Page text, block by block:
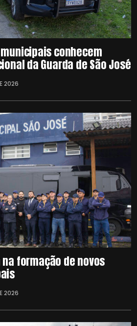
conhecem
da Guarda de São José
2026
formação de novos
2026